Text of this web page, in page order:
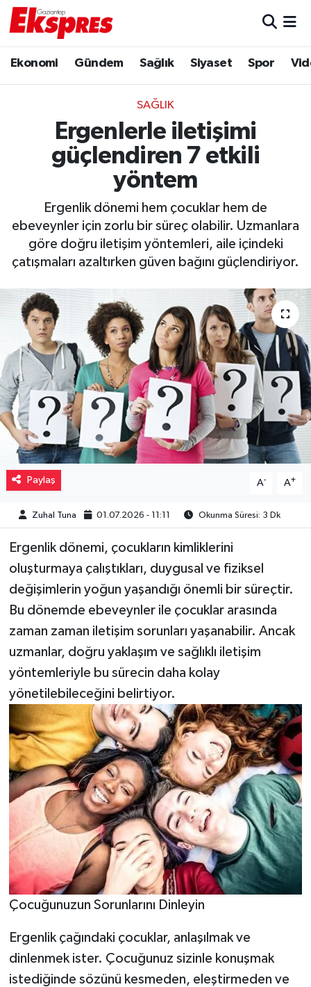
Ekonomi Gündem Sağlık Siyaset Spor
SAĞLIK
Ergenlerle iletişimi
güçlendiren 7 etkili
yöntem
Ergenlik dönemi hem çocuklar hem de
ebeveynler için zorlu bir süreç olabilir. Uzmanlara
göre doğru iletişim yöntemleri, aile içindeki
çatışmaları azaltırken güven bağını güçlendiriyor.
Paylaş A- A+
Zuhal Tuna 01.07.2026 - 11:11 Okunma Süresi: 3 Dk
Ergenlik dönemi, çocukların kimliklerini
oluşturmaya çalıştıkları, duygusal ve fiziksel
değişimlerin yoğun yaşandığı önemli bir süreçtir.
Bu dönemde ebeveynler ile çocuklar arasında
zaman zaman iletişim sorunları yaşanabilir. Ancak
uzmanlar, doğru yaklaşım ve sağlıklı iletişim
yöntemleriyle bu sürecin daha kolay
yönetilebileceğini belirtiyor.
Çocuğunuzun Sorunlarını Dinleyin
Ergenlik çağındaki çocuklar, anlaşılmak ve
dinlenmek ister. Çocuğunuz sizinle konuşmak
istediğinde sözünü kesmeden, eleştirmeden ve
Ekonomi
Gaziantep son dakika
Genel
Haberler
Kültür Sanat
Magazin
Müzik
Piyasa
Resmi İlanlar
Sağlık
Sinemalar
Siyaset
Spor
Teknoloji
Video Haber
Yaşam
Yeme-İçme
Yemek
Trafik Durumu
Puan Durumu ve Fikstür
Tüm Manşetler
Son Dakika Haberleri
Haber Arşivi